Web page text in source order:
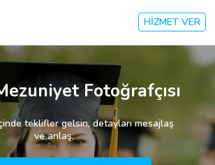
HİZMET VER
Fotoğrafçısı
teklifler gelsin, detayları mesajlaş
ve anlaş.